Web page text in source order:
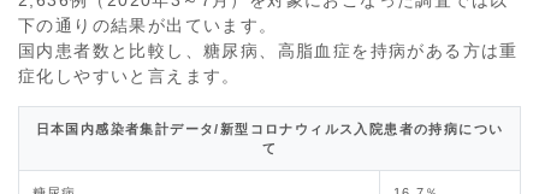
下の通りの結果が出ています。
国内患者数と比較し、糖尿病、高脂血症を持病がある方は重
症化しやすいと言えます。
日本国内感染者集計データ/新型コロナウィルス入院患者の持病につい
て